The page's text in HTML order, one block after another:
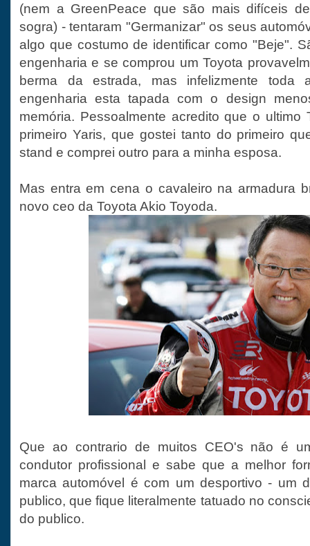
(nem a GreenPeace que são mais difíceis
sogra) - tentaram "Germanizar" os seus
algo que costumo de identificar como "Beje".
engenharia e se comprou um Toyota
berma da estrada, mas infelizmente toda
engenharia esta tapada com o design
memória. Pessoalmente acredito que o ultimo
primeiro Yaris, que gostei tanto do primeiro
stand e comprei outro para a minha esposa.
Mas entra em cena o cavaleiro na armadura
novo ceo da Toyota Akio Toyoda.
Que ao contrario de muitos CEO's não é
condutor profissional e sabe que a melhor
marca automóvel é com um desportivo - um
publico, que fique literalmente tatuado no
do publico.